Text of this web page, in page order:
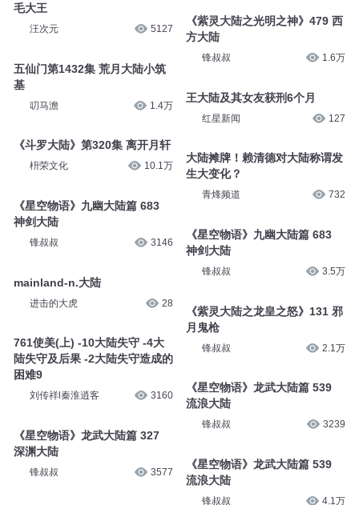
毛大王
汪次元 5127
五仙门第1432集 荒月大陆小筑
基
叨马澹 1.4万
《斗罗大陆》第320集 离开月轩
枡荣文化 10.1万
《星空物语》九幽大陆篇 683
神剑大陆
锋叔叔 3146
mainland-n.大陆
进击的大虎 28
761使美(上) -10大陆失守 -4大
陆失守及后果 -2大陆失守造成的
困难9
刘传祥l秦淮逍客 3160
《星空物语》龙武大陆篇 327
深渊大陆
锋叔叔 3577
《紫灵大陆之光明之神》479 西
方大陆
锋叔叔 1.6万
王大陆及其女友获刑6个月
红星新闻 127
大陆摊牌！赖清德对大陆称谓发
生大变化？
青烽频道 732
《星空物语》九幽大陆篇 683
神剑大陆
锋叔叔 3.5万
《紫灵大陆之龙皇之怒》131 邪
月鬼枪
锋叔叔 2.1万
《星空物语》龙武大陆篇 539
流浪大陆
锋叔叔 3239
《星空物语》龙武大陆篇 539
流浪大陆
锋叔叔 4.1万